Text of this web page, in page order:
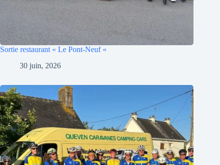
Sortie restaurant « Le Pont-Neuf «
30 juin, 2026